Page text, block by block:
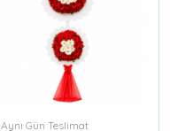
Aynı Gün Teslimat